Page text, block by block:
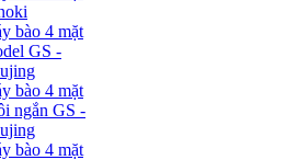
bào 4 mặt
GS -
bào 4 mặt
ngắn GS -
bào 4 mặt